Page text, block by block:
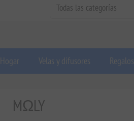
Hogar Velas y difusores Regalos
MΩLY